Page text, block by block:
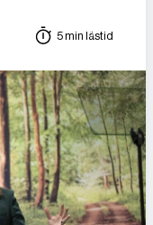
5 min lästid